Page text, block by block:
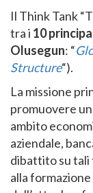
Il Think Tank
tra i 10
Olusegun: “
Structure“).
La missione
promuovere
ambito
aziendale,
dibattito su
alla